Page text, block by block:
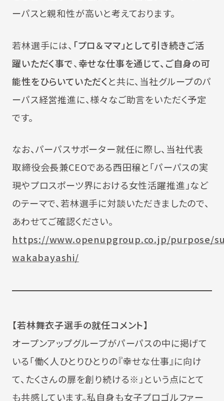
ーパスと親和性が高いと考えております。
若林選手には、 「プロ＆ママ」として引き続きご活
躍いただく事で、幸せな仕事を通じて、ご自身の可
能性をひらいていただくと共に、当社グループのパ
ーパス経営推進に、様々なご助言をいただく予定
です。
なお、パーパスサポーター就任に際し、当社代表
取締役会長兼CEOである西田穣と「パーパスの実
現やプロスポーツ界における女性活躍推進」など
のテーマで、若林選手に対談いただきましたので、
あわせてご確認ください。
https://www.openupgroup.co.jp/purpose/
wakabayashi/
【若林舞衣子選手の就任コメント】
オープンアップグループがパーパスの中に掲げて
いる「働く人ひとりひとりの『幸せな仕事』に向け
て、たくさんの扉を創り続ける※」という点にとて
も共感しています。私自身も女子プロゴルファー